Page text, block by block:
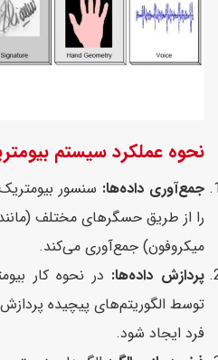
نحوه عملکرد سیستم
جمع‌آوری داده‌ها: سنسور
را از طریق حسگرهای مختلف
میکروفون) جمع‌آوری می‌کند.
پردازش داده‌ها: در نحوه کار
توسط الگوریتم‌های پیچیده
فرد ایجاد شود.